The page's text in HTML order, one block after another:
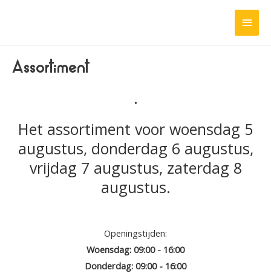
inhoud
Assortiment
.
Het assortiment voor woensdag 5
augustus, donderdag 6 augustus,
vrijdag 7 augustus, zaterdag 8
augustus.
Openingstijden:
Woensdag: 09:00 - 16:00
Donderdag: 09:00 - 16:00